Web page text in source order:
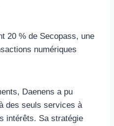
20 % de Secopass, une
numériques
Daenens a pu
des seuls services à
intérêts. Sa stratégie